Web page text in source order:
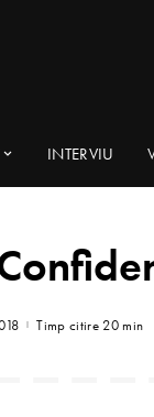
INTERVIU
Timp citire 20 min